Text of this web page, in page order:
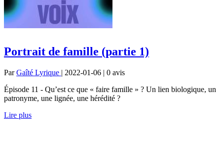
Portrait de famille (partie 1)
ParGaîté Lyrique | 2022-01-06 | 0 avis
Épisode 11 - Qu’est ce que « faire famille » ? Un lien biologique, un
patronyme, une lignée, une hérédité ?
Lire plus